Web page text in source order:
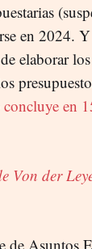
en 2024.
elaborar
en
Von der
de Asuntos